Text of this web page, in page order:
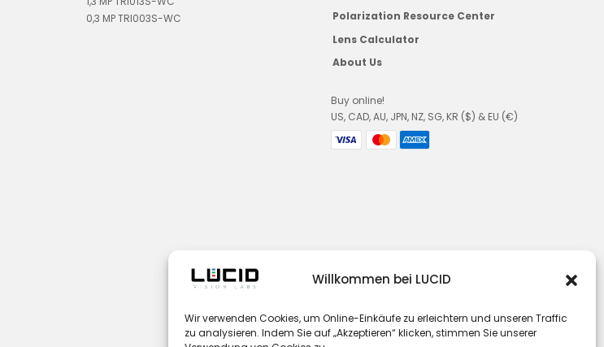
Willkommen bei LUCID
Wir verwenden Cookies, um Online-Einkäufe zu erleichtern und unseren Traffic
zu analysieren. Indem Sie auf „Akzeptieren“ klicken, stimmen Sie unserer
0,3 MP TRI003S-WC
Polarization Resource Center
Lens Calculator
About Us
Buy online!
US, CAD, AU, JPN, NZ, SG, KR ($) & EU (€)